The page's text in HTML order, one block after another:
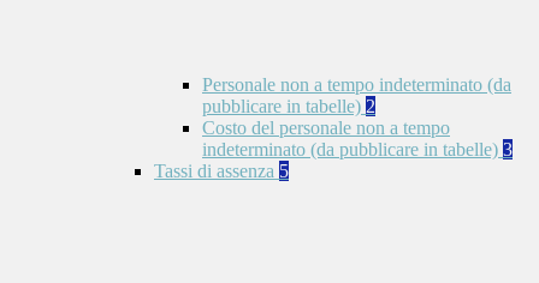
Personale non a tempo indeterminato (da
pubblicare in tabelle) 2
Costo del personale non a tempo
indeterminato (da pubblicare in tabelle) 3
Tassi di assenza 5